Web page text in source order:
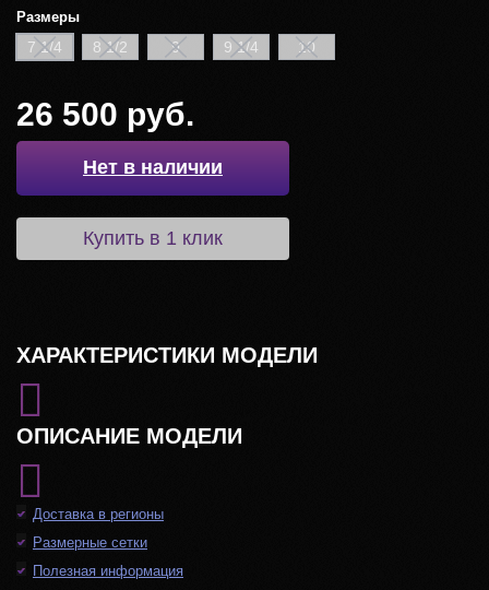
Размеры
7 1/4 8 1/2 9 9 1/4 10
26 500 руб.
Нет в наличии
Купить в 1 клик
ХАРАКТЕРИСТИКИ МОДЕЛИ
ОПИСАНИЕ МОДЕЛИ
Доставка в регионы
Размерные сетки
Полезная информация